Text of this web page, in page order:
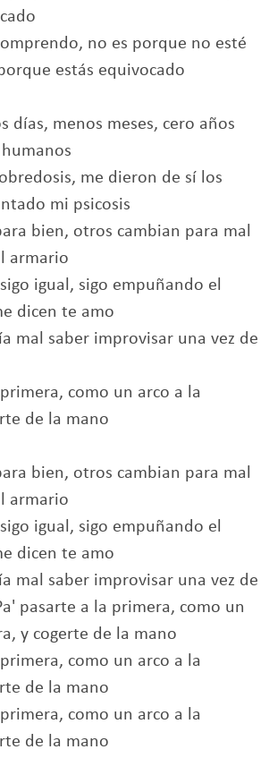
no es porque no esté
estás equivocado
días, menos meses, cero años
me dieron de sí los
mi psicosis
bien, otros cambian para mal
armario
igual, sigo empuñando el
dicen te amo
mal saber improvisar una vez de
como un arco a la
de la mano
bien, otros cambian para mal
armario
igual, sigo empuñando el
dicen te amo
mal saber improvisar una vez de
pasarte a la primera, como un
y cogerte de la mano
como un arco a la
de la mano
como un arco a la
de la mano